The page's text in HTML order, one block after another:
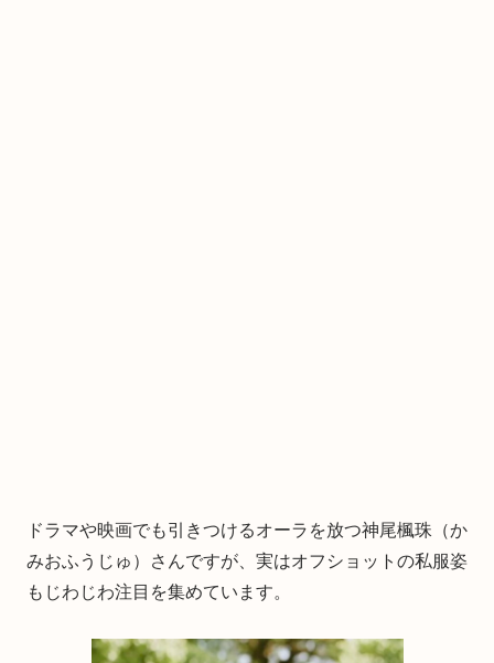
ドラマや映画でも引きつけるオーラを放つ神尾楓珠（か
みおふうじゅ）さんですが、実はオフショットの私服姿
もじわじわ注目を集めています。